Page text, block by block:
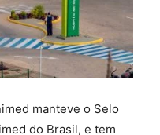
manteve o Selo
do Brasil, e tem